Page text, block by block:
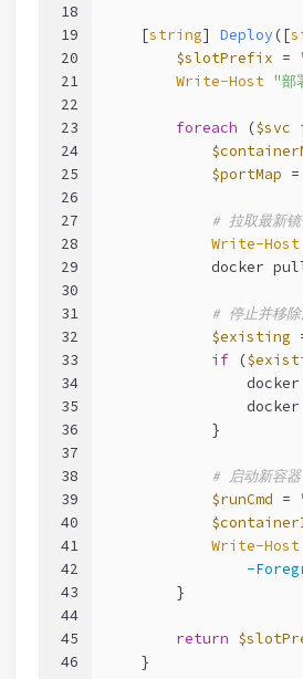
18
19
20
21
22
23
24
25
26
27
28
29
30
31
32
33
34
35
36
37
38
39
40
41
42
43
44
45
46
[string] Deploy ([
$slotPrefix =
Write-Host "部
foreach ($svc
$portMap
# 拉取最新镜
Write-Host
docker
# 停止并移
$existing
if (
docker
                docker
            }
# 启动新容器
$runCmd =
Write-Host
-
        }
return
    }